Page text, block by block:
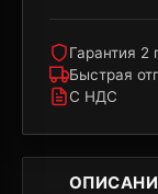
Гарантия 2
Быстрая
С НДС